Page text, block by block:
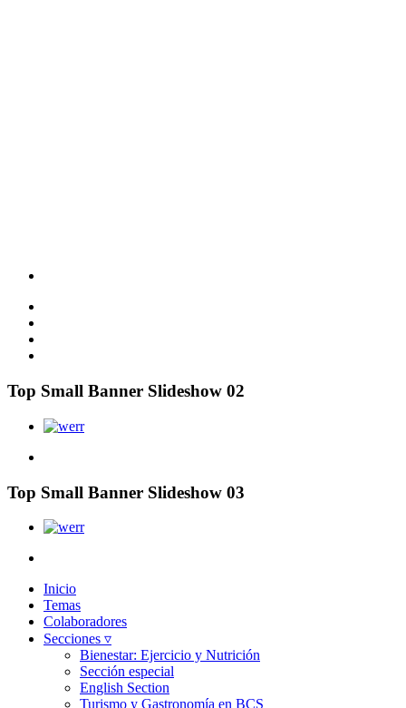
Top Small Banner Slideshow 02
Top Small Banner Slideshow 03
Inicio
Temas
Colaboradores
Secciones ▿
Bienestar: Ejercicio y Nutrición
Sección especial
English Section
Turismo y Gastronomía en BCS